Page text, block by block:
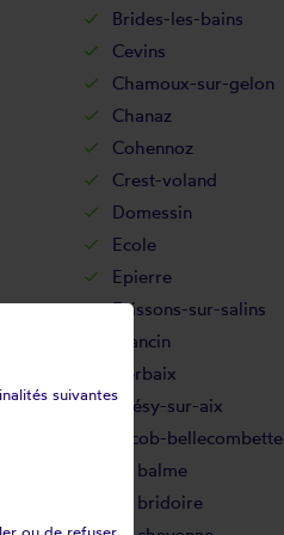
Brides-les-bains
Cevins
Chamoux-sur-gelon
Chanaz
Cohennoz
Crest-voland
Domessin
Ecole
Epierre
Feissons-sur-salins
Francin
Gerbaix
Grésy-sur-aix
Jacob-bellecombette
La balme
La bridoire
suivantes